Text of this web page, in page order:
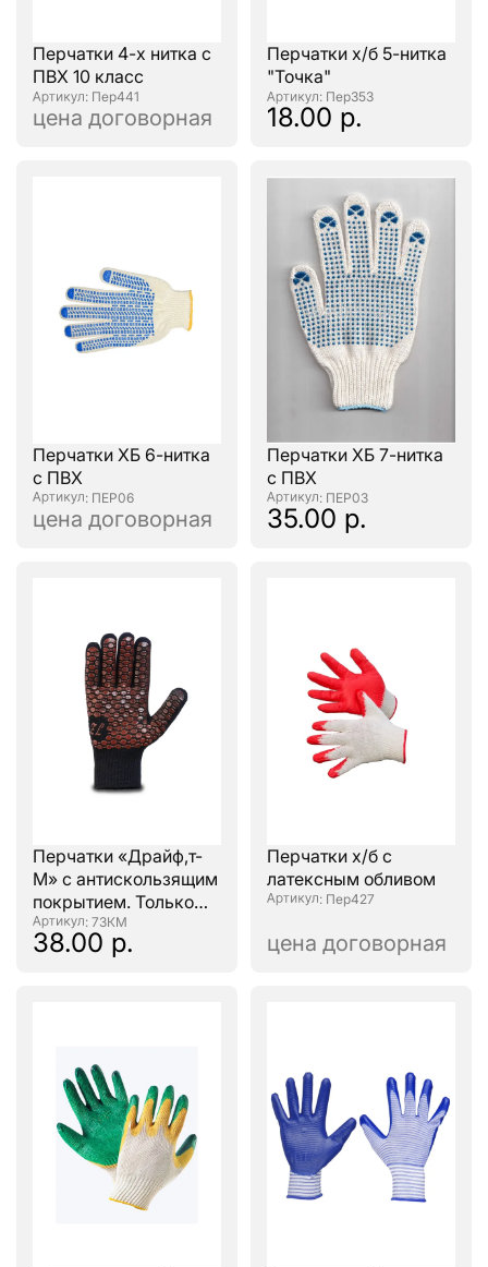
Перчатки 4-х нитка с
ПВХ 10 класс
: Пер441
цена договорная
Перчатки х/б 5-нитка
"Точка"
: Пер353
18.00 р.
Перчатки ХБ 6-нитка
с ПВХ
: ПЕР06
цена договорная
Перчатки ХБ 7-нитка
с ПВХ
: ПЕР03
35.00 р.
Перчатки «Драйф,т-
М» с антискользящим
покрытием. Только
остатки!: 73КМ
38.00 р.
Перчатки х/б с
латексным обливом
: Пер427
цена договорная